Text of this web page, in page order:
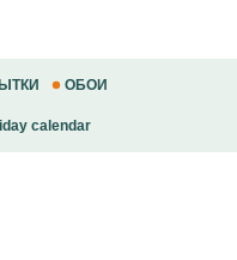
ОБОИ
calendar